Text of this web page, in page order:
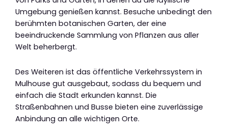
Umgebung genießen kannst. Besuche unbedingt den
berühmten botanischen Garten, der eine
beeindruckende Sammlung von Pflanzen aus aller
Welt beherbergt.
Des Weiteren ist das öffentliche Verkehrssystem in
Mulhouse gut ausgebaut, sodass du bequem und
einfach die Stadt erkunden kannst. Die
Straßenbahnen und Busse bieten eine zuverlässige
Anbindung an alle wichtigen Orte.